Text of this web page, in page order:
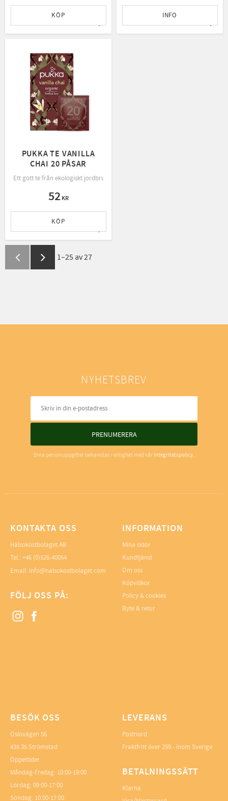
Lägg till i favoriter
KÖP INFO
PUKKA TE VANILLA
CHAI 20 PÅSAR
Ett gott te från ekologiskt jordbruk, rättvis handel och bevarande av naturen.
52KR
Lägg till i favoriter
KÖP
1–25 av27
NYHETSBREV
PRENUMERERA
Dina personuppgifter behandlas i enlighet med vår integritetspolicy.
KONTAKTA OSS
Hälsokostbolaget AB
Tel.: +46 (0)526-40054
Email: info@halsokostbolaget.com
FÖLJ OSS PÅ:
INFORMATION
Mina sidor
Kundtjänst
Om oss
Köpvillkor
Policy & cookies
Byte & retur
BESÖK OSS
Oslovägen 56
435 35 Strömstad
Öppettider
Måndag-Fredag: 10:00-19:00
Lördag: 09:00-17:00
Söndag: 10:00-17:00
LEVERANS
Postnord
Fraktfritt över 299.- inom Sverige
BETALNINGSSÄTT
Klarna